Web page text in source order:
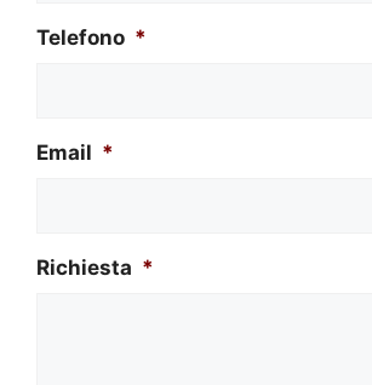
Telefono *
Email *
Richiesta *